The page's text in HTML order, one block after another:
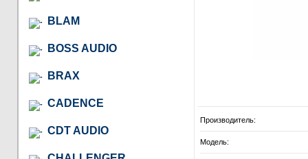
BLAM
BOSS AUDIO
BRAX
CADENCE
CDT AUDIO
Производитель:
Модель: